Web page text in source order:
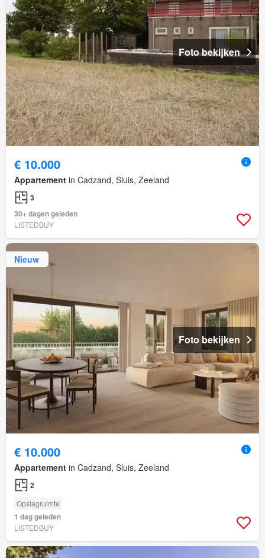
Foto bekijken
€ 10.000
Appartement in Cadzand, Sluis, Zeeland
3
30+ dagen geleden
LISTEDBUY
Nieuw
Foto bekijken
€ 10.000
Appartement in Cadzand, Sluis, Zeeland
2
Opslagruimte
1 dag geleden
LISTEDBUY